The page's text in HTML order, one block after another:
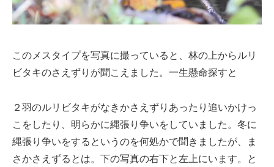
このメスタイプを写真に撮っていると、林の上からルリ
ビタキのさえずりが聞こえました。一生懸命探すと
２羽のルリビタキがなきかさえずりあったり追いかけっ
こをしたり、明らかに縄張り争いをしていました。冬に
縄張り争いをするというのを何処かで聞きましたが、ま
さかさえずるとは。下の写真の右下と左上にいます。と